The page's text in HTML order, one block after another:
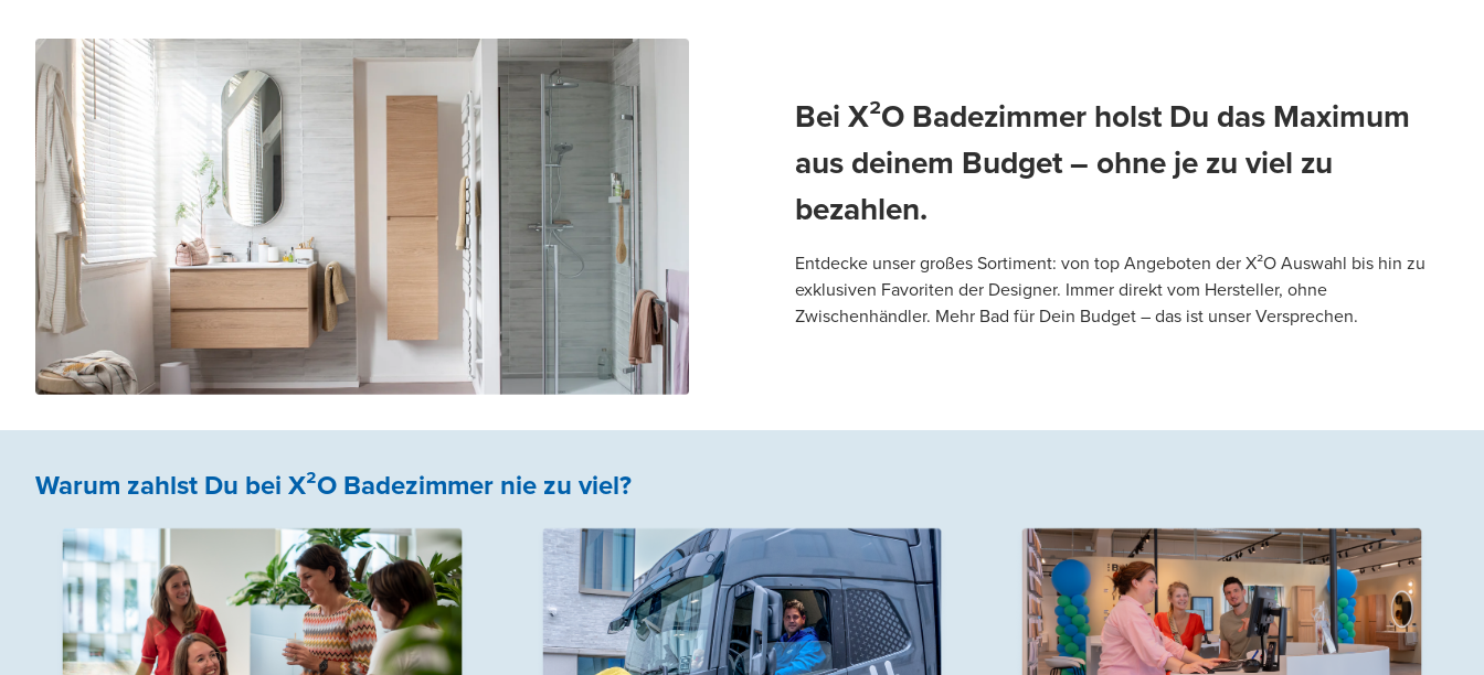
Bei X²O Badezimmer holst Du das Maximum
aus deinem Budget – ohne je zu viel zu
bezahlen.
Entdecke unser großes Sortiment: von top Angeboten der X²O Auswahl bis hin zu
exklusiven Favoriten der Designer. Immer direkt vom Hersteller, ohne
Zwischenhändler. Mehr Bad für Dein Budget – das ist unser Versprechen.
Warum zahlst Du bei X²O Badezimmer nie zu viel?